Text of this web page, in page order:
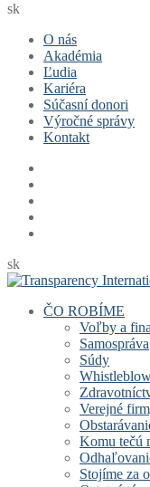
sk
O nás
Akadémia
Ľudia
Kariéra
Súčasní donori
Výročné správy
Kontakt
sk
ČO ROBÍME
Voľby a
Samospráva
Súdy
Verejné
Komu tečú
Stojíme za